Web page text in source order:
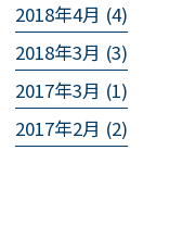
2018年4月 (4)
2018年3月 (3)
2017年3月 (1)
2017年2月 (2)